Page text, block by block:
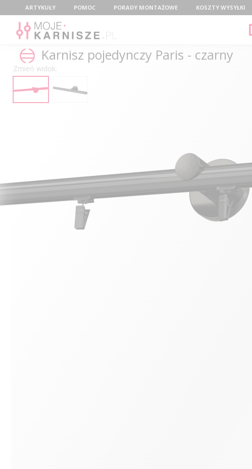
MenuARTYKUŁY POMOC PORADY MONTAŻOWE KOSZTY WYSYŁKI
Karnisz pojedynczy Paris - czarny
Zmień widok: